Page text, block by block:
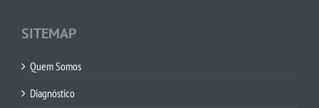
SITEMAP
Quem Somos
Diagnóstico